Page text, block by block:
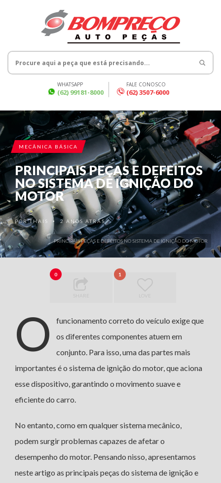
WHATSAPP
(62) 99181-8000
FALE CONOSCO
(62) 3507-6000
PRINCIPAIS PEÇAS E DEFEITOS NO SISTEMA DE IGNIÇÃO DO MOTOR
MECÂNICA BÁSICA
PRINCIPAIS PEÇAS E DEFEITOS
NO SISTEMA DE IGNIÇÃO DO
MOTOR
PORTHAIS • 2 ANOS ATRÁS
0
SHARE
1
O
funcionamento correto do veículo exige que
os diferentes componentes atuem em
conjunto. Para isso, uma das partes mais
importantes é o sistema de ignição do motor, que aciona
esse dispositivo, garantindo o movimento suave e
eficiente do carro.
No entanto, como em qualquer sistema mecânico,
podem surgir problemas capazes de afetar o
desempenho do motor. Pensando nisso, apresentamos
neste artigo as principais peças do sistema de ignição e